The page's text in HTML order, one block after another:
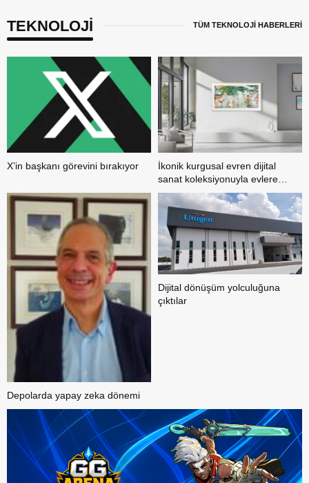
TEKNOLOJİ TÜM TEKNOLOJİ HABERLERİ
X’in başkanı görevini bırakıyor
İkonik kurgusal evren dijital
sanat koleksiyonuyla evlere
konuk oluyor
Depolarda yapay zeka dönemi
Dijital dönüşüm yolculuğuna
çıktılar